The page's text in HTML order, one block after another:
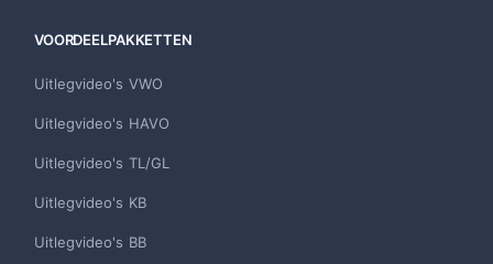
VOORDEELPAKKETTEN
Uitlegvideo's VWO
Uitlegvideo's HAVO
Uitlegvideo's TL/GL
Uitlegvideo's KB
Uitlegvideo's BB